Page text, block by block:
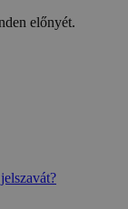
előnyét.